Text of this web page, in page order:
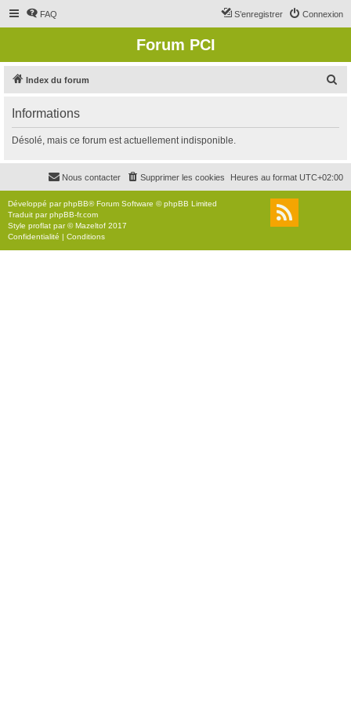
FAQ Connexion
S’enregistrer
Forum PCI
Index du forum
r
c
r
Informations
Désolé, mais ce forum est actuellement indisponible.
Heures au format UTC+02:00
Supprimer les cookies
Nous contacter
Développé parphpBB® Forum Software © phpBB Limited
Traduit parphpBB-fr.com
Style proflat par ©Mazeltof 2017
Confidentialité | Conditions